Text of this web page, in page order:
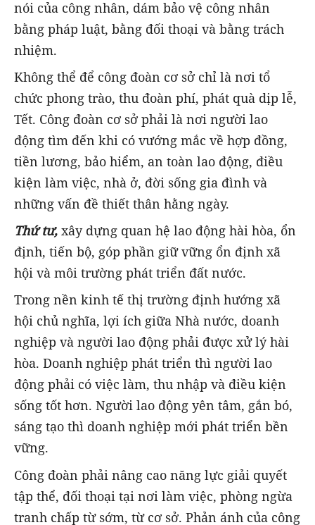
nói của công nhân, dám bảo vệ công nhân
bằng pháp luật, bằng đối thoại và bằng trách
nhiệm.
Không thể để công đoàn cơ sở chỉ là nơi tổ
chức phong trào, thu đoàn phí, phát quà dịp lễ,
Tết. Công đoàn cơ sở phải là nơi người lao
động tìm đến khi có vướng mắc về hợp đồng,
tiền lương, bảo hiểm, an toàn lao động, điều
kiện làm việc, nhà ở, đời sống gia đình và
những vấn đề thiết thân hằng ngày.
Thứ tư, xây dựng quan hệ lao động hài hòa, ổn
định, tiến bộ, góp phần giữ vững ổn định xã
hội và môi trường phát triển đất nước.
Trong nền kinh tế thị trường định hướng xã
hội chủ nghĩa, lợi ích giữa Nhà nước, doanh
nghiệp và người lao động phải được xử lý hài
hòa. Doanh nghiệp phát triển thì người lao
động phải có việc làm, thu nhập và điều kiện
sống tốt hơn. Người lao động yên tâm, gắn bó,
sáng tạo thì doanh nghiệp mới phát triển bền
vững.
Công đoàn phải nâng cao năng lực giải quyết
tập thể, đối thoại tại nơi làm việc, phòng ngừa
tranh chấp từ sớm, từ cơ sở. Phản ánh của công